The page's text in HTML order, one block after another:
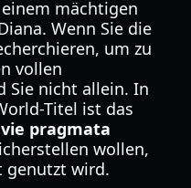
mächtigen
Wenn Sie die
um zu
vollen
Sie nicht allein. In
Titel ist das
pragmata
wollen,
genutzt wird.